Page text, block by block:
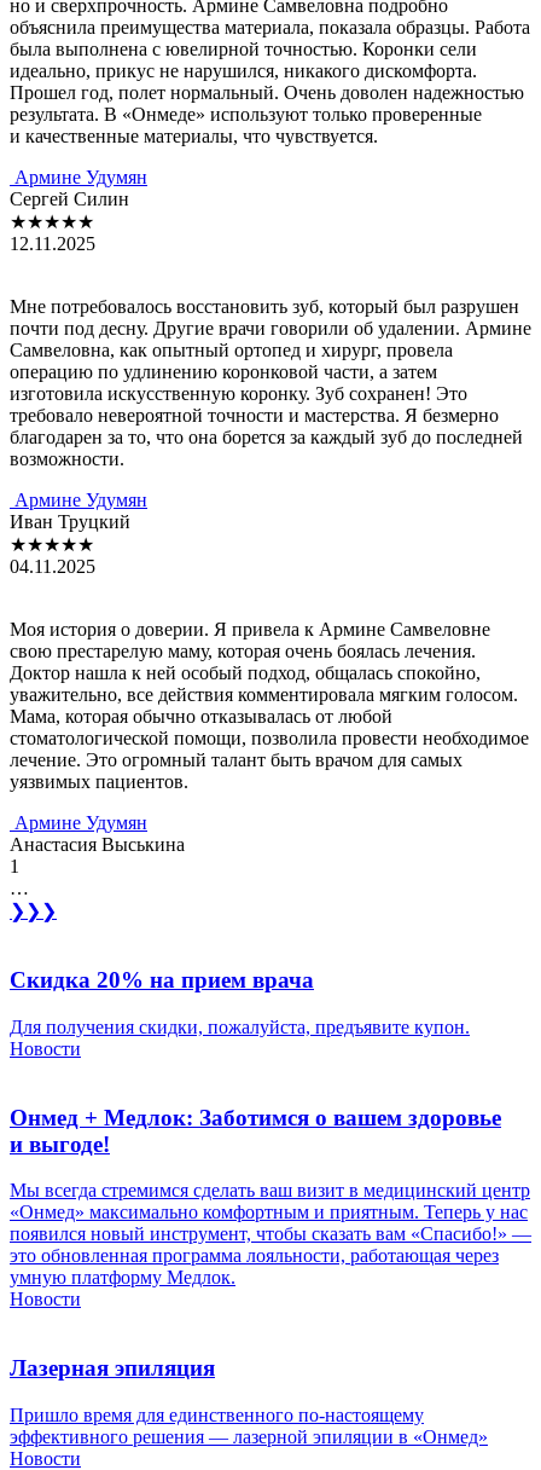
но и сверхпрочность. Армине Самвеловна подробно
объяснила преимущества материала, показала образцы. Работа
была выполнена с ювелирной точностью. Коронки сели
идеально, прикус не нарушился, никакого дискомфорта.
Прошел год, полет нормальный. Очень доволен надежностью
результата. В «Онмеде» используют только проверенные
и качественные материалы, что чувствуется.
Армине Удумян
Сергей Силин
★★★★★
12.11.2025
Мне потребовалось восстановить зуб, который был разрушен
почти под десну. Другие врачи говорили об удалении. Армине
Самвеловна, как опытный ортопед и хирург, провела
операцию по удлинению коронковой части, а затем
изготовила искусственную коронку. Зуб сохранен! Это
требовало невероятной точности и мастерства. Я безмерно
благодарен за то, что она борется за каждый зуб до последней
возможности.
Армине Удумян
Иван Труцкий
★★★★★
04.11.2025
Моя история о доверии. Я привела к Армине Самвеловне
свою престарелую маму, которая очень боялась лечения.
Доктор нашла к ней особый подход, общалась спокойно,
уважительно, все действия комментировала мягким голосом.
Мама, которая обычно отказывалась от любой
стоматологической помощи, позволила провести необходимое
лечение. Это огромный талант быть врачом для самых
уязвимых пациентов.
Армине Удумян
Анастасия Выськина
1
…
❯ ❯❯
Скидка 20% на прием врача
Для получения скидки, пожалуйста, предъявите купон.
Новости
Онмед + Медлок: Заботимся о вашем здоровье
и выгоде!
Мы всегда стремимся сделать ваш визит в медицинский центр
«Онмед» максимально комфортным и приятным. Теперь у нас
появился новый инструмент, чтобы сказать вам «Спасибо!» —
это обновленная программа лояльности, работающая через
умную платформу Медлок.
Новости
Лазерная эпиляция
Пришло время для единственного по-настоящему
эффективного решения — лазерной эпиляции в «Онмед»
Новости